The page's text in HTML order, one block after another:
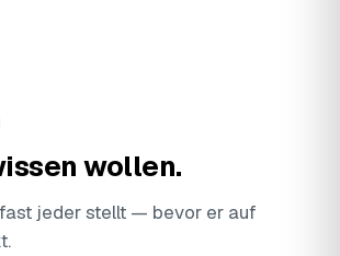
wollen.
fast jeder stellt — bevor er auf